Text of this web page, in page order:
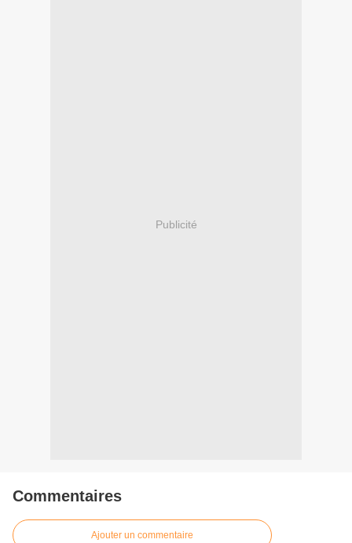
Publicité
Commentaires
Ajouter un commentaire